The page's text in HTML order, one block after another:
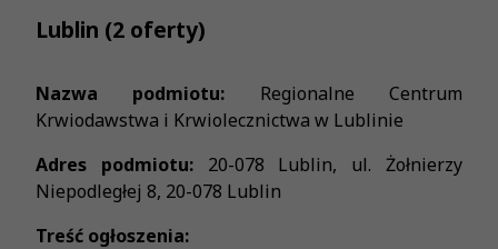
Lublin (2 oferty)
Nazwa podmiotu: Regionalne Centrum
Krwiodawstwa i Krwiolecznictwa w Lublinie
Adres podmiotu: 20-078 Lublin, ul. Żołnierzy
Niepodległej 8, 20-078 Lublin
Treść ogłoszenia: